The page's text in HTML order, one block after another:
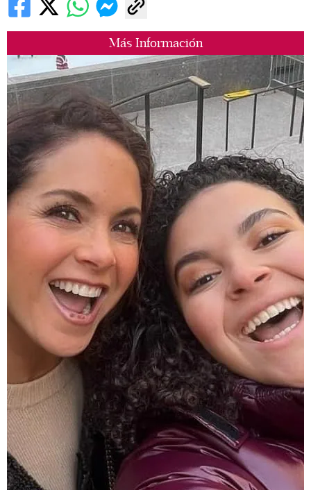
Más Información